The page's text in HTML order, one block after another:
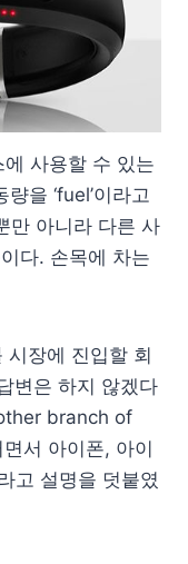
사용할 수 있는
을 ‘fuel’이라고
만 아니라 다른 사
다. 손목에 차는
시장에 진입할 회
변은 하지 않겠다
branch of
서 아이폰, 아이
고 설명을 덧붙였